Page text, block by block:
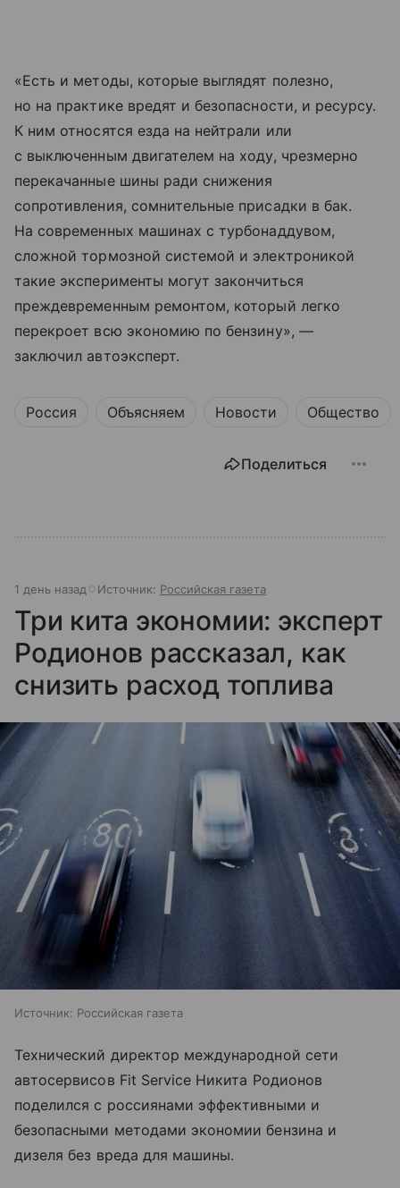
«Есть и методы, которые выглядят полезно,
но на практике вредят и безопасности, и ресурсу.
К ним относятся езда на нейтрали или
с выключенным двигателем на ходу, чрезмерно
перекачанные шины ради снижения
сопротивления, сомнительные присадки в бак.
На современных машинах с турбонаддувом,
сложной тормозной системой и электроникой
такие эксперименты могут закончиться
преждевременным ремонтом, который легко
перекроет всю экономию по бензину», —
заключил автоэксперт.
Россия Объясняем Новости Общество
Поделиться
1 день назад Источник: Российская газета
Три кита экономии: эксперт
Родионов рассказал, как
снизить расход топлива
Источник: Российская газета
Технический директор международной сети
автосервисов Fit Service Никита Родионов
поделился с россиянами эффективными и
безопасными методами экономии бензина и
дизеля без вреда для машины.